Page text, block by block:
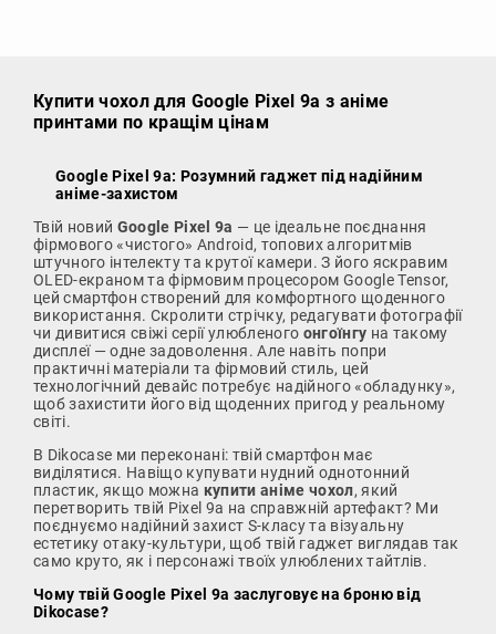
Купити чохол для Google Pixel 9a з аніме
принтами по кращім цінам
Google Pixel 9a: Розумний гаджет під надійним
аніме-захистом
Твій новий Google Pixel 9a — це ідеальне поєднання
фірмового «чистого» Android, топових алгоритмів
штучного інтелекту та крутої камери. З його яскравим
OLED-екраном та фірмовим процесором Google Tensor,
цей смартфон створений для комфортного щоденного
використання. Скролити стрічку, редагувати фотографії
чи дивитися свіжі серії улюбленого онгоїнгу на такому
дисплеї — одне задоволення. Але навіть попри
практичні матеріали та фірмовий стиль, цей
технологічний девайс потребує надійного «обладунку»,
щоб захистити його від щоденних пригод у реальному
світі.
В Dikocase ми переконані: твій смартфон має
виділятися. Навіщо купувати нудний однотонний
пластик, якщо можна купити аніме чохол, який
перетворить твій Pixel 9a на справжній артефакт? Ми
поєднуємо надійний захист S-класу та візуальну
естетику отаку-культури, щоб твій гаджет виглядав так
само круто, як і персонажі твоїх улюблених тайтлів.
Чому твій Google Pixel 9a заслуговує на броню від
Dikocase?